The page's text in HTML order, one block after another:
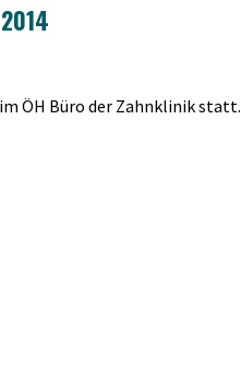
ÖH Büro der Zahnklinik statt.